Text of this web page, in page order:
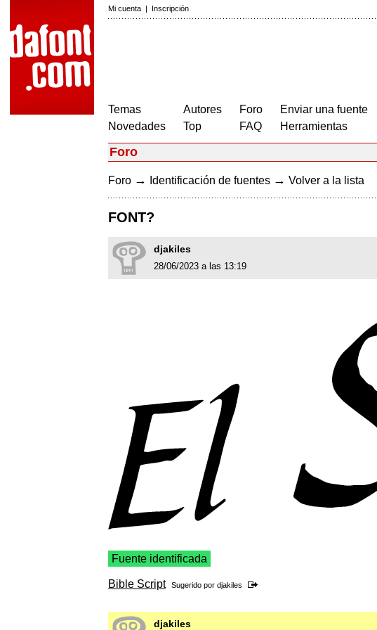
Mi cuenta | Inscripción
Temas
Novedades
Autores
Top
Foro
FAQ
Enviar una fuente
Herramientas
Foro
Foro → Identificación de fuentes → Volver a la lista
FONT?
djakiles
28/06/2023 a las 13:19
Fuente identificada
Bible Script Sugerido por djakiles
djakiles